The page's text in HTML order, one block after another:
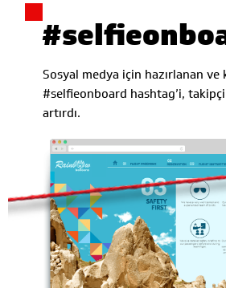
Sosyal medya için hazırlanan ve
#selfieonboard hashtag’i,
artırdı.